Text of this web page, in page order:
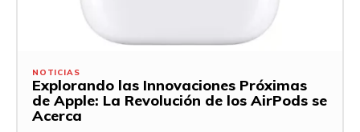
NOTICIAS
Explorando las Innovaciones Próximas
de Apple: La Revolución de los AirPods se
Acerca